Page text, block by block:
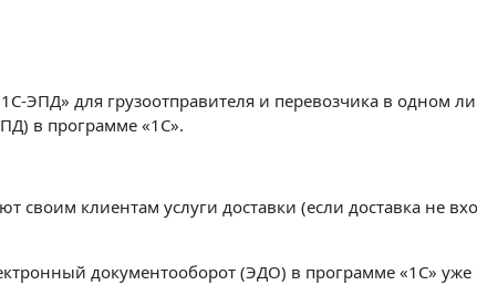
ЭПД» для грузоотправителя и перевозчика в одном
в программе «1С».
своим клиентам услуги доставки (если доставка не
документооборот (ЭДО) в программе «1С» уже